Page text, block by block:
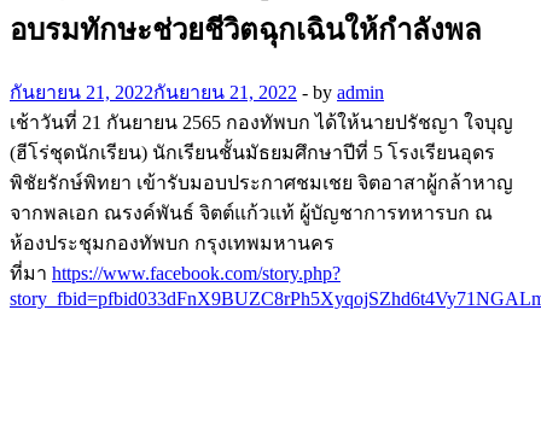
อบรมทักษะช่วยชีวิตฉุกเฉินให้กำลังพล
กันยายน 21, 2022กันยายน 21, 2022 - by admin
เช้าวันที่ 21 กันยายน 2565 กองทัพบก ได้ให้นายปรัชญา ใจบุญ
(ฮีโร่ชุดนักเรียน) นักเรียนชั้นมัธยมศึกษาปีที่ 5 โรงเรียนอุดร
พิชัยรักษ์พิทยา เข้ารับมอบประกาศชมเชย จิตอาสาผู้กล้าหาญ
จากพลเอก ณรงค์พันธ์ จิตต์แก้วแท้ ผู้บัญชาการทหารบก ณ
ห้องประชุมกองทัพบก กรุงเทพมหานคร
ที่มา https://www.facebook.com/story.php?